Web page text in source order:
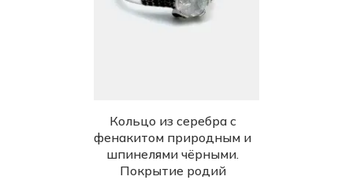
Кольцо из серебра с
фенакитом природным и
шпинелями чёрными.
Покрытие родий